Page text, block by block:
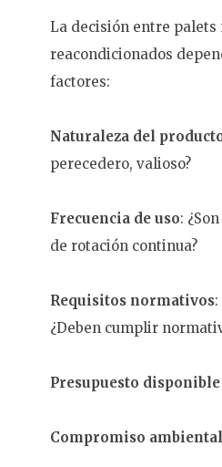
La decisión entre palets
reacondicionados
factores:
Naturaleza del
perecedero, valioso?
Frecuencia de uso:
de rotación continua?
Requisitos normativos
¿Deben cumplir
Presupuesto disponible
Compromiso